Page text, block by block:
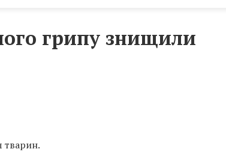
грипу знищили
тварин.